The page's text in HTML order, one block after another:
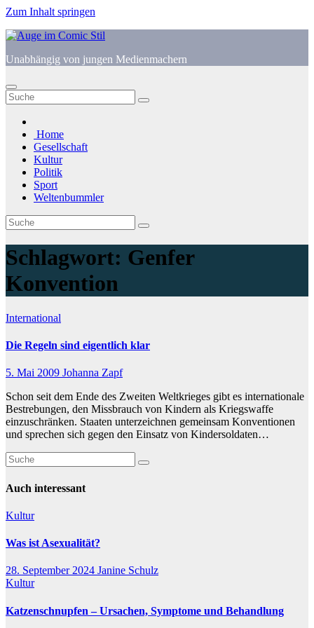
Zum Inhalt springen
Unabhängig von jungen Medienmachern
Home
Gesellschaft
Kultur
Politik
Sport
Weltenbummler
Schlagwort: Genfer
Konvention
International
Die Regeln sind eigentlich klar
5. Mai 2009 Johanna Zapf
Schon seit dem Ende des Zweiten Weltkrieges gibt es internationale
Bestrebungen, den Missbrauch von Kindern als Kriegswaffe
einzuschränken. Staaten unterzeichnen gemeinsam Konventionen
und sprechen sich gegen den Einsatz von Kindersoldaten…
Auch interessant
Kultur
Was ist Asexualität?
28. September 2024 Janine Schulz
Kultur
Katzenschnupfen – Ursachen, Symptome und Behandlung